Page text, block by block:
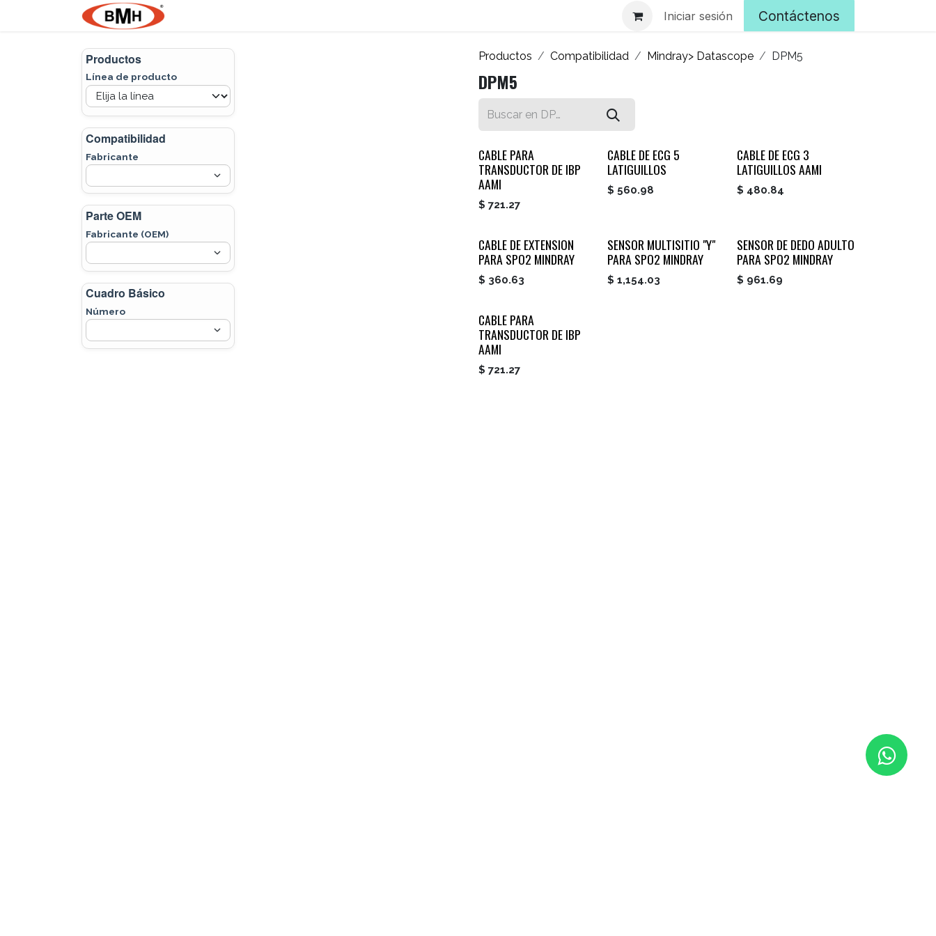
Ir al contenido Iniciar sesión Contáctenos
Productos
Línea de producto
Compatibilidad
Fabricante
Parte OEM
Fabricante (OEM)
Cuadro Básico
Número
Productos Compatibilidad Mindray> Datascope DPM5
DPM5
CABLE PARA
TRANSDUCTOR DE IBP
AAMI
$ 721.27
CABLE DE ECG 5
LATIGUILLOS
$ 560.98
CABLE DE ECG 3
LATIGUILLOS AAMI
$ 480.84
CABLE DE EXTENSION
PARA SPO2 MINDRAY
$ 360.63
SENSOR MULTISITIO "Y"
PARA SPO2 MINDRAY
$1,154.03
SENSOR DE DEDO ADULTO
PARA SPO2 MINDRAY
$ 961.69
CABLE PARA
TRANSDUCTOR DE IBP
AAMI
$ 721.27